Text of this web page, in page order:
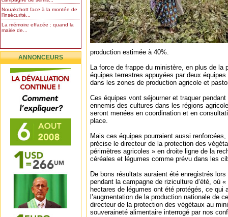
Nouakchott face à la montée de
l’insécurité...
La mémoire effacée : quand la
mairie de...
ANNONCEURS
production estimée à 40%.
La force de frappe du ministère, en plus de la
équipes terrestres appuyées par deux
dans les zones de production agricole et
Ces équipes vont séjourner et traquer
ennemis des cultures dans les régions
seront menées en coordination et en
place.
Mais ces équipes pourraient aussi
précise le directeur de la protection des
périmètres agricoles » en droite ligne de la
céréales et légumes comme prévu dans les
De bons résultats auraient été enregistrés
pendant la campagne de riziculture d’été, où
hectares de légumes ont été protégés, ce qui
l’augmentation de la production nationale de
directeur de la protection des végétaux au
souveraineté alimentaire interrogé par nos